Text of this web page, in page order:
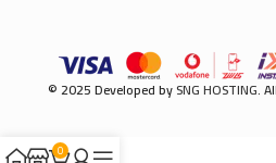
© 2025 Developed bySNG HOSTING.
0